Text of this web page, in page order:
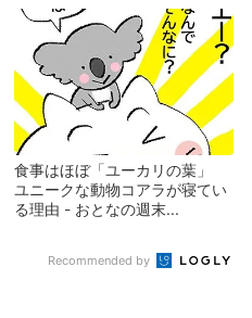
食事はほぼ「ユーカリの葉」
ユニークな動物コアラが寝てい
る理由 - おとなの週末...
Recommended by